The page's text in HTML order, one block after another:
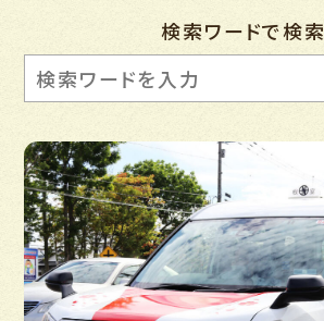
検索ワードで検索